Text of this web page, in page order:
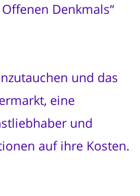
Denkmals“
und das
eine
und
auf ihre Kosten.